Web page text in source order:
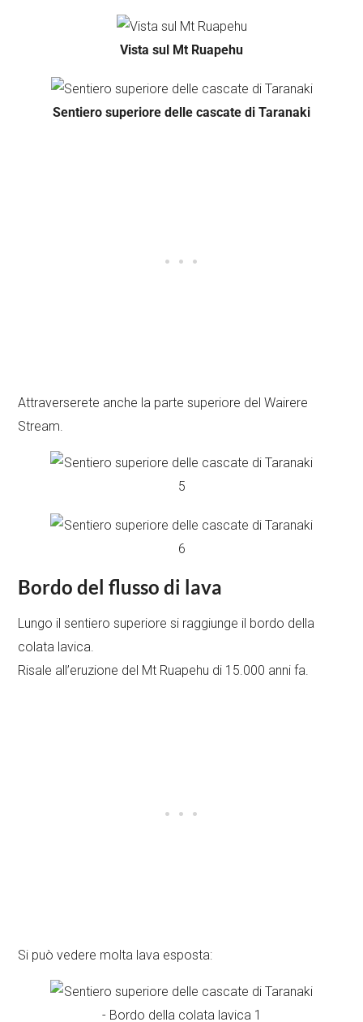
Vista sul Mt Ruapehu
Sentiero superiore delle cascate di Taranaki
Attraverserete anche la parte superiore del Wairere
Stream.
Bordo del flusso di lava
Lungo il sentiero superiore si raggiunge il bordo della
colata lavica.
Risale all’eruzione del Mt Ruapehu di 15.000 anni fa.
Si può vedere molta lava esposta: